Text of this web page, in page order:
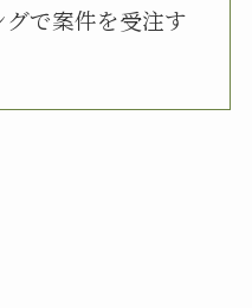
で案件を受注す